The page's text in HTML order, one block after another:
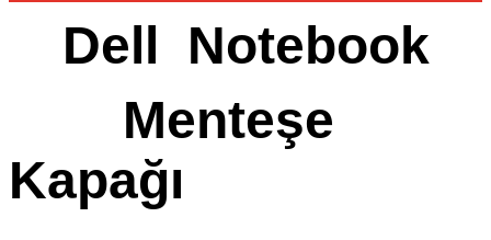
Dell
Notebook
Menteşe
Kapağı